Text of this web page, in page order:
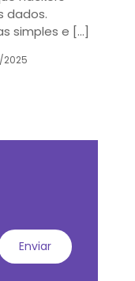
dados.
simples e […]
2025
Enviar